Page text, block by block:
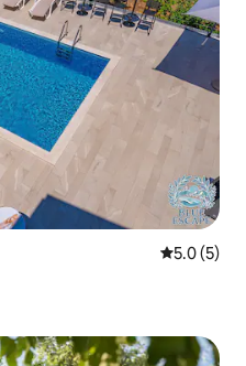
レビュー5
5.0 (5)